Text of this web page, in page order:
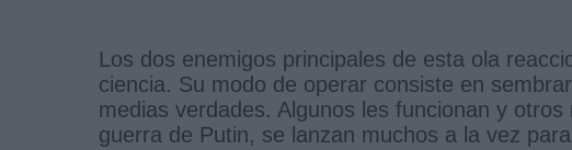
Los dos enemigos principales de esta ola
ciencia. Su modo de operar consiste en
medias verdades. Algunos les funcionan y
guerra de Putin, se lanzan muchos a la vez